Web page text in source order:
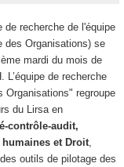
de recherche de l'équipe
des Organisations) se
mardi du mois de
L’équipe de recherche
Organisations" regroupe
du Lirsa en
contrôle-audit,
humaines et Droit,
outils de pilotage des